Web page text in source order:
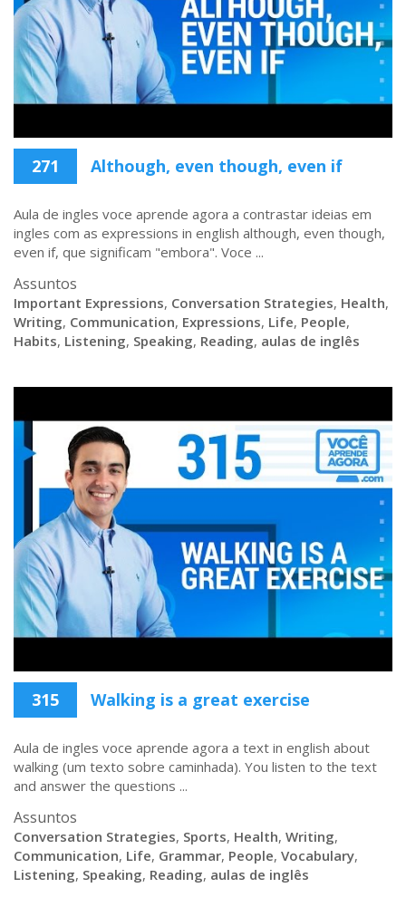
271 Although, even though, even if
Aula de ingles voce aprende agora a contrastar ideias em
ingles com as expressions in english although, even though,
even if, que significam "embora". Voce ...
Assuntos
Important Expressions, Conversation Strategies, Health,
Writing, Communication, Expressions, Life, People,
Habits, Listening, Speaking, Reading, aulas de inglês
315 Walking is a great exercise
Aula de ingles voce aprende agora a text in english about
walking (um texto sobre caminhada). You listen to the text
and answer the questions ...
Assuntos
Conversation Strategies, Sports, Health, Writing,
Communication, Life, Grammar, People, Vocabulary,
Listening, Speaking, Reading, aulas de inglês